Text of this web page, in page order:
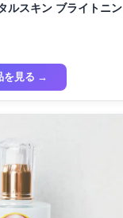
ルスキン ブライトニン
を見る →